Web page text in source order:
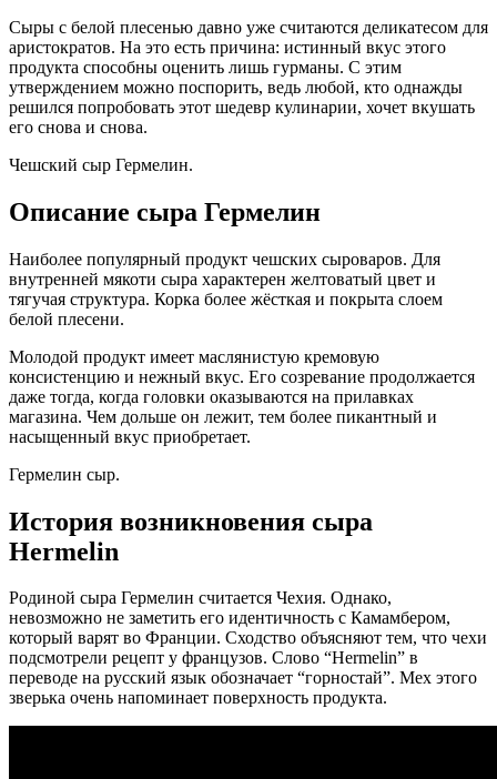
Сыры с белой плесенью давно уже считаются деликатесом для
аристократов. На это есть причина: истинный вкус этого
продукта способны оценить лишь гурманы. С этим
утверждением можно поспорить, ведь любой, кто однажды
решился попробовать этот шедевр кулинарии, хочет вкушать
его снова и снова.
Чешский сыр Гермелин.
Описание сыра Гермелин
Наиболее популярный продукт чешских сыроваров. Для
внутренней мякоти сыра характерен желтоватый цвет и
тягучая структура. Корка более жёсткая и покрыта слоем
белой плесени.
Молодой продукт имеет маслянистую кремовую
консистенцию и нежный вкус. Его созревание продолжается
даже тогда, когда головки оказываются на прилавках
магазина. Чем дольше он лежит, тем более пикантный и
насыщенный вкус приобретает.
Гермелин сыр.
История возникновения сыра
Hermelin
Родиной сыра Гермелин считается Чехия. Однако,
невозможно не заметить его идентичность с Камамбером,
который варят во Франции. Сходство объясняют тем, что чехи
подсмотрели рецепт у французов. Слово “Hermelin” в
переводе на русский язык обозначает “горностай”. Мех этого
зверька очень напоминает поверхность продукта.